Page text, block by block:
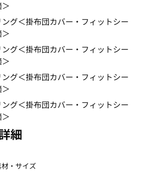
細
・サイズ